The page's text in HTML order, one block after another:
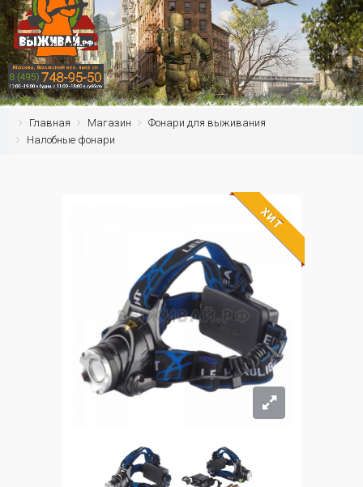
Главная Магазин
Фонари для выживания
Налобные фонари
ХИТ